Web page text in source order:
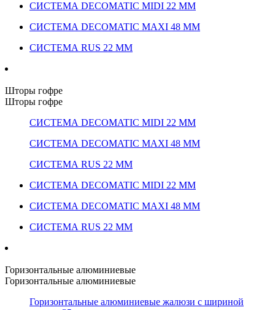
СИСТЕМА DECOMATIC MIDI 22 ММ
СИСТЕМА DECOMATIC MAXI 48 ММ
СИСТЕМА RUS 22 ММ
Шторы гофре
Шторы гофре
СИСТЕМА DECOMATIC MIDI 22 ММ
СИСТЕМА DECOMATIC MAXI 48 ММ
СИСТЕМА RUS 22 ММ
СИСТЕМА DECOMATIC MIDI 22 ММ
СИСТЕМА DECOMATIC MAXI 48 ММ
СИСТЕМА RUS 22 ММ
Горизонтальные алюминиевые
Горизонтальные алюминиевые
Горизонтальные алюминиевые жалюзи с шириной